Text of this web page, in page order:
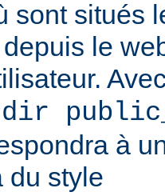
sont situés
le
à
du style